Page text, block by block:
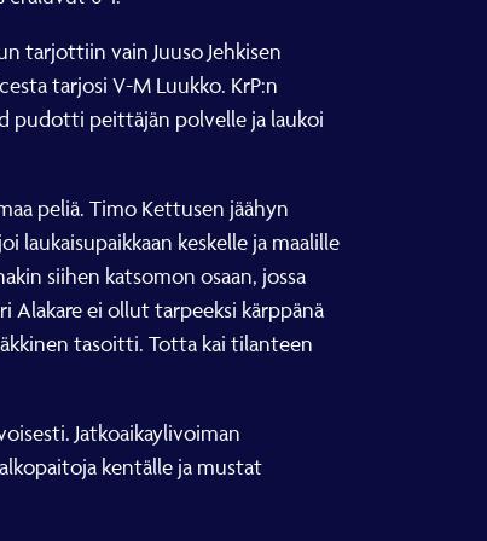
tarjottiin vain Juuso Jehkisen
tarjosi V-M Luukko. KrP:n
pudotti peittäjän polvelle ja laukoi
peliä. Timo Kettusen jäähyn
laukaisupaikkaan keskelle ja maalille
siihen katsomon osaan, jossa
Alakare ei ollut tarpeeksi kärppänä
tasoitti. Totta kai tilanteen
Jatkoaikaylivoiman
kentälle ja mustat